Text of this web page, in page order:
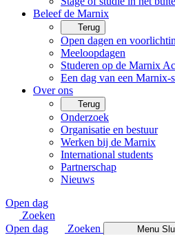
Beleef de Marnix
Terug
Open dagen en
Meeloopdagen
Studeren op de Marnix
Een dag van een Marnix-
Over ons
Terug
Onderzoek
Organisatie en bestuur
Werken bij de Marnix
International students
Partnerschap
Nieuws
Open dag
Zoeken
Open dag
Zoeken Menu